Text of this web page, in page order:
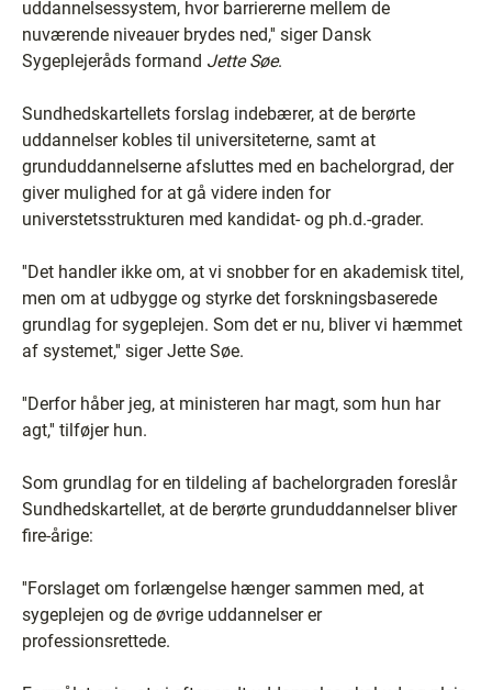
uddannelsessystem, hvor barriererne mellem de
nuværende niveauer brydes ned,'' siger Dansk
Sygeplejeråds formand Jette Søe.
Sundhedskartellets forslag indebærer, at de berørte
uddannelser kobles til universiteterne, samt at
grunduddannelserne afsluttes med en bachelorgrad, der
giver mulighed for at gå videre inden for
universtetsstrukturen med kandidat- og ph.d.-grader.
''Det handler ikke om, at vi snobber for en akademisk titel,
men om at udbygge og styrke det forskningsbaserede
grundlag for sygeplejen. Som det er nu, bliver vi hæmmet
af systemet,'' siger Jette Søe.
''Derfor håber jeg, at ministeren har magt, som hun har
agt,'' tilføjer hun.
Som grundlag for en tildeling af bachelorgraden foreslår
Sundhedskartellet, at de berørte grunduddannelser bliver
fire-årige:
''Forslaget om forlængelse hænger sammen med, at
sygeplejen og de øvrige uddannelser er
professionsrettede.